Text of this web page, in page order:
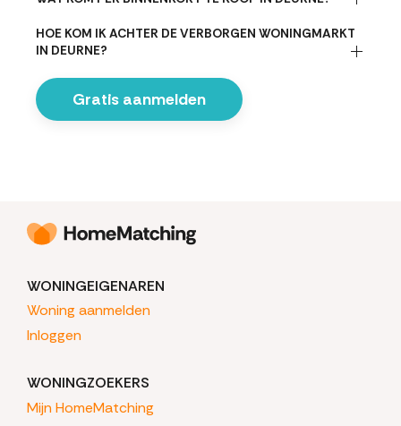
HOE KOM IK ACHTER DE VERBORGEN WONINGMARKT
IN DEURNE?
Gratis aanmelden
WONINGEIGENAREN
Woning aanmelden
Inloggen
WONINGZOEKERS
Mijn HomeMatching